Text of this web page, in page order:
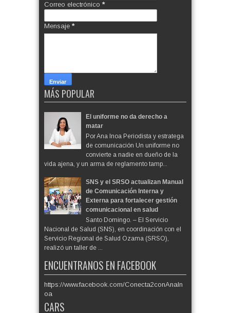
Correo electrónico *
Mensaje *
MÁS POPULAR
El uniforme no da derecho a
matar
Por Ana Inoa Periodista y estratega
de comunicación Un uniforme no
convierte a nadie en dueño de la
vida ajena, y un arma de reglamento tamp...
SNS y el SRSO actualizan Manual
de Comunicación Interna y
Externa para fortalecer gestión
comunicacional en salud
Santo Domingo. – El Servicio
Nacional de Salud (SNS), en coordinación con el
Servicio Regional de Salud Ozama (SRSO),
realizó un taller de ...
ENCUENTRANOS EN FACEBOOK
https://www.facebook.com/Conecta2conAnaIn
oa
CARS